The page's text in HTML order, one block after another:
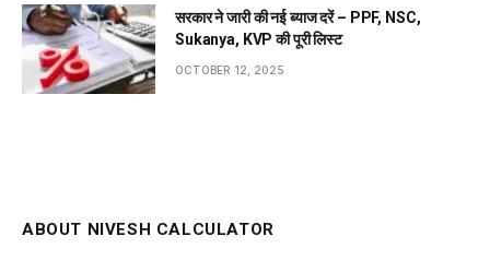
सरकार ने जारी की नई ब्याज दरें – PPF, NSC,
Sukanya, KVP की पूरी लिस्ट
OCTOBER 12, 2025
ABOUT NIVESH CALCULATOR